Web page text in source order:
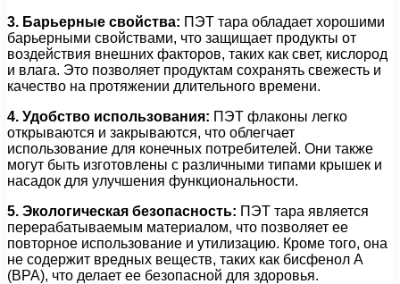
3. Барьерные свойства: ПЭТ тара обладает хорошими
барьерными свойствами, что защищает продукты от
воздействия внешних факторов, таких как свет, кислород
и влага. Это позволяет продуктам сохранять свежесть и
качество на протяжении длительного времени.
4. Удобство использования: ПЭТ флаконы легко
открываются и закрываются, что облегчает
использование для конечных потребителей. Они также
могут быть изготовлены с различными типами крышек и
насадок для улучшения функциональности.
5. Экологическая безопасность: ПЭТ тара является
перерабатываемым материалом, что позволяет ее
повторное использование и утилизацию. Кроме того, она
не содержит вредных веществ, таких как бисфенол А
(BPA), что делает ее безопасной для здоровья.